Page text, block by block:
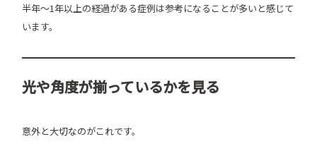
半年〜1年以上の経過がある症例は参考になることが多いと感じて
います。
光や角度が揃っているかを見る
意外と大切なのがこれです。